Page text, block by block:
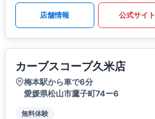
店舗情報 公式サイト
カーブスコープ久米店
梅本駅から車で6分
愛媛県松山市鷹子町74ー6
無料体験